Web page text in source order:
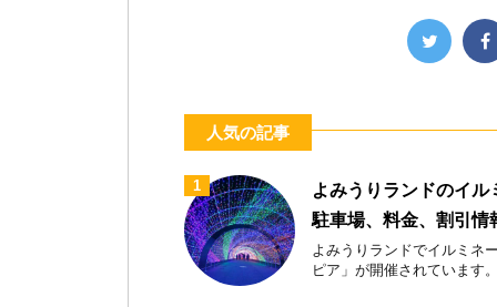
人気の記事
1
よみうりランドのイ
駐車場、料金、割引情
よみうりランドでイルミネ
ピア」が開催されています